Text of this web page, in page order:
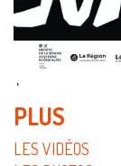
PLUS
LES VIDÉOS